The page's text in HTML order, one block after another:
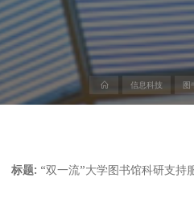
页
信息科技 图
标题: “双一流”大学图书馆科研支持